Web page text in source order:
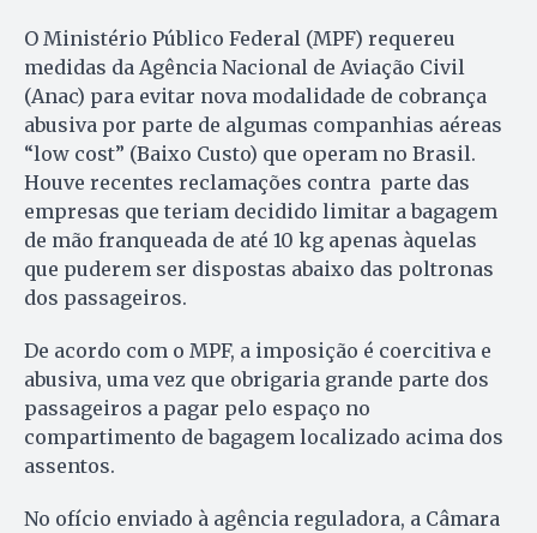
O Ministério Público Federal (MPF) requereu
medidas da Agência Nacional de Aviação Civil
(Anac) para evitar nova modalidade de cobrança
abusiva por parte de algumas companhias aéreas
“low cost” (Baixo Custo) que operam no Brasil.
Houve recentes reclamações contra parte das
empresas que teriam decidido limitar a bagagem
de mão franqueada de até 10 kg apenas àquelas
que puderem ser dispostas abaixo das poltronas
dos passageiros.
De acordo com o MPF, a imposição é coercitiva e
abusiva, uma vez que obrigaria grande parte dos
passageiros a pagar pelo espaço no
compartimento de bagagem localizado acima dos
assentos.
No ofício enviado à agência reguladora, a Câmara